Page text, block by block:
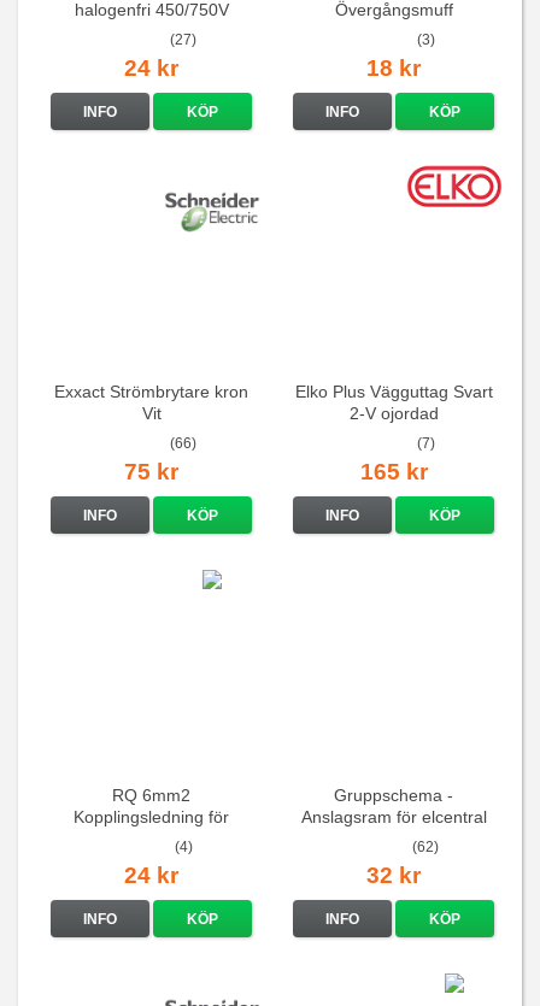
halogenfri 450/750V
(27)
24 kr
INFO KÖP
Övergångsmuff
(3)
18 kr
INFO KÖP
Exxact Strömbrytare kron
Vit
(66)
75 kr
INFO KÖP
Elko Plus Vägguttag Svart
2-V ojordad
(7)
165 kr
INFO KÖP
RQ 6mm2
Kopplingsledning för
elcentraler mm
(4)
24 kr
INFO KÖP
Gruppschema -
Anslagsram för elcentral
(62)
32 kr
INFO KÖP